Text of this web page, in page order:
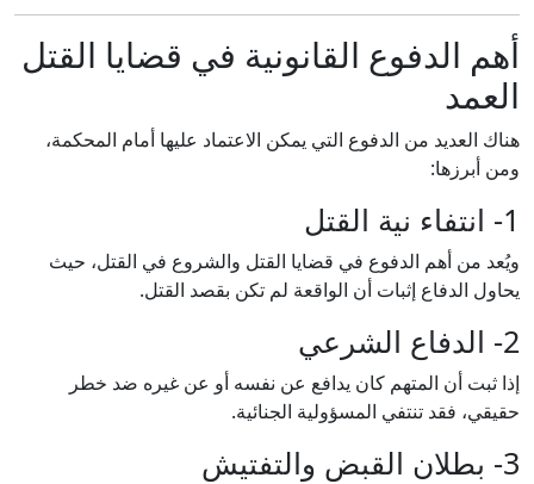
أهم الدفوع القانونية في قضايا القتل
العمد
هناك العديد من الدفوع التي يمكن الاعتماد عليها أمام المحكمة،
ومن أبرزها:
1- انتفاء نية القتل
ويُعد من أهم الدفوع في قضايا القتل والشروع في القتل، حيث
يحاول الدفاع إثبات أن الواقعة لم تكن بقصد القتل.
2- الدفاع الشرعي
إذا ثبت أن المتهم كان يدافع عن نفسه أو عن غيره ضد خطر
حقيقي، فقد تنتفي المسؤولية الجنائية.
3- بطلان القبض والتفتيش